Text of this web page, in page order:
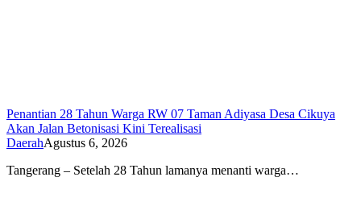
Penantian 28 Tahun Warga RW 07 Taman Adiyasa Desa Cikuya
Akan Jalan Betonisasi Kini Terealisasi
DaerahAgustus 6, 2026
Tangerang – Setelah 28 Tahun lamanya menanti warga…